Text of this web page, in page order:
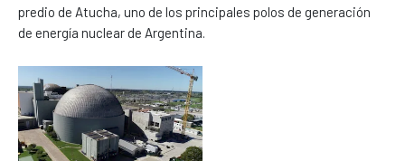
predio de Atucha, uno de los principales polos de generación
de energía nuclear de Argentina.